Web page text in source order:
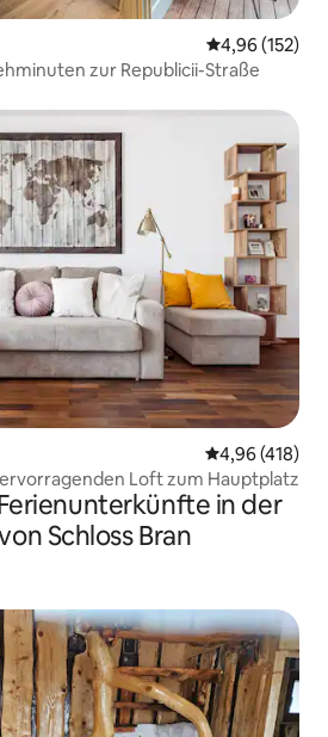
4,96 (152)
zur Republicii-Straße
4,96 (418)
Loft zum Hauptplatz
in der
Schloss Bran